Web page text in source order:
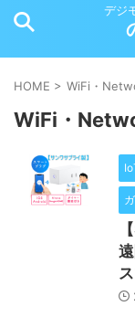
デジ
HOME > WiFi・
WiFi・